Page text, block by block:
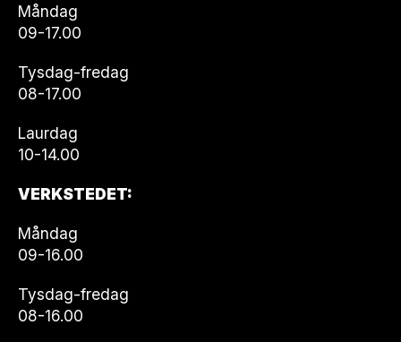
Måndag
09-17.00
Tysdag-fredag
08-17.00
Laurdag
10-14.00
VERKSTEDET:
Måndag
09-16.00
Tysdag-fredag
08-16.00